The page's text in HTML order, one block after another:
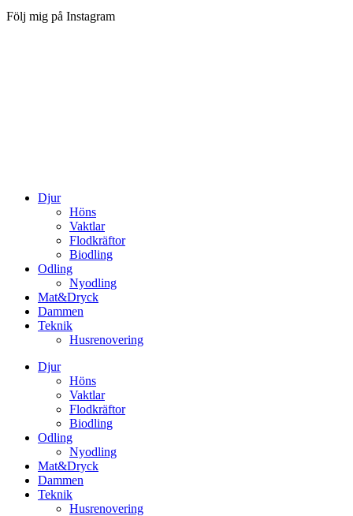
Följ mig på Instagram
Djur
Höns
Vaktlar
Flodkräftor
Biodling
Odling
Nyodling
Mat&Dryck
Dammen
Teknik
Husrenovering
Djur
Höns
Vaktlar
Flodkräftor
Biodling
Odling
Nyodling
Mat&Dryck
Dammen
Teknik
Husrenovering